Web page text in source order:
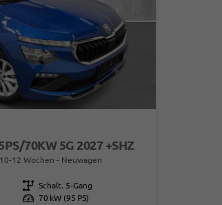
70KW 5G 2027 +SHZ
12 Wochen Neuwagen
Getriebe Schalt. 5-Gang
Leistung 70 kW (95 PS)